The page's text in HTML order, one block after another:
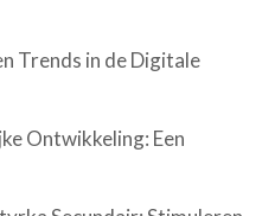
Trends in de Digitale
Ontwikkeling: Een